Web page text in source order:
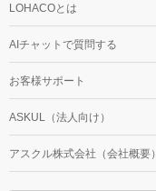
LOHACOとは
AIチャットで質問する
お客様サポート
ASKUL（法人向け）
アスクル株式会社（会社概要）